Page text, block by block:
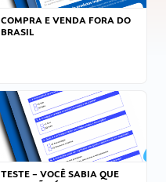
COMPRA E VENDA FORA DO
BRASIL
TESTE – VOCÊ SABIA QUE